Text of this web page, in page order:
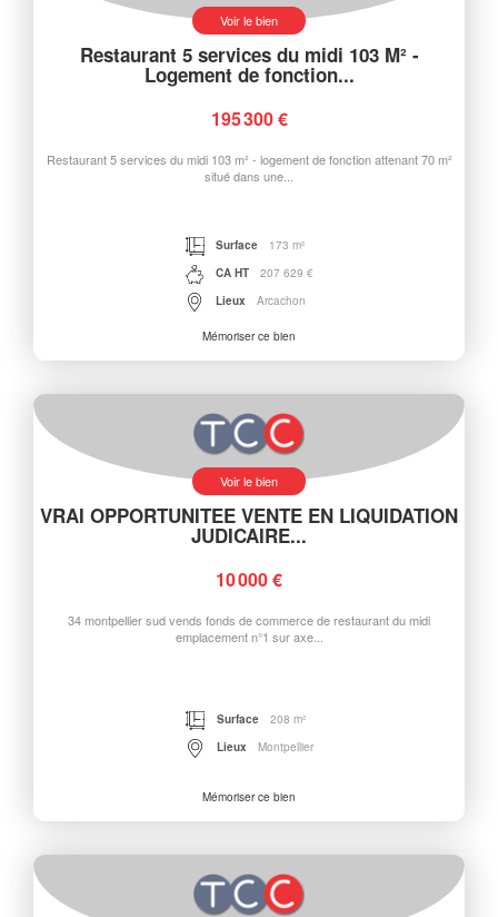
Voir le bien
Restaurant 5 services du midi 103 M² -
Logement de fonction...
195 300 €
Restaurant 5 services du midi 103 m² - logement de fonction attenant 70 m²
situé dans une...
Surface
173 m²
CA HT
207 629 €
Lieux
Arcachon
Mémoriser ce bien
Voir le bien
VRAI OPPORTUNITEE VENTE EN LIQUIDATION
JUDICAIRE...
10 000 €
34 montpellier sud vends fonds de commerce de restaurant du midi
emplacement n°1 sur axe...
Surface
208 m²
Lieux
Montpellier
Mémoriser ce bien